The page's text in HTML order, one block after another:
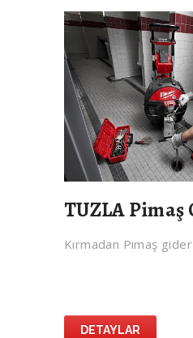
TUZLA Pimaş
Kırmadan Pimaş gider
DETAYLAR